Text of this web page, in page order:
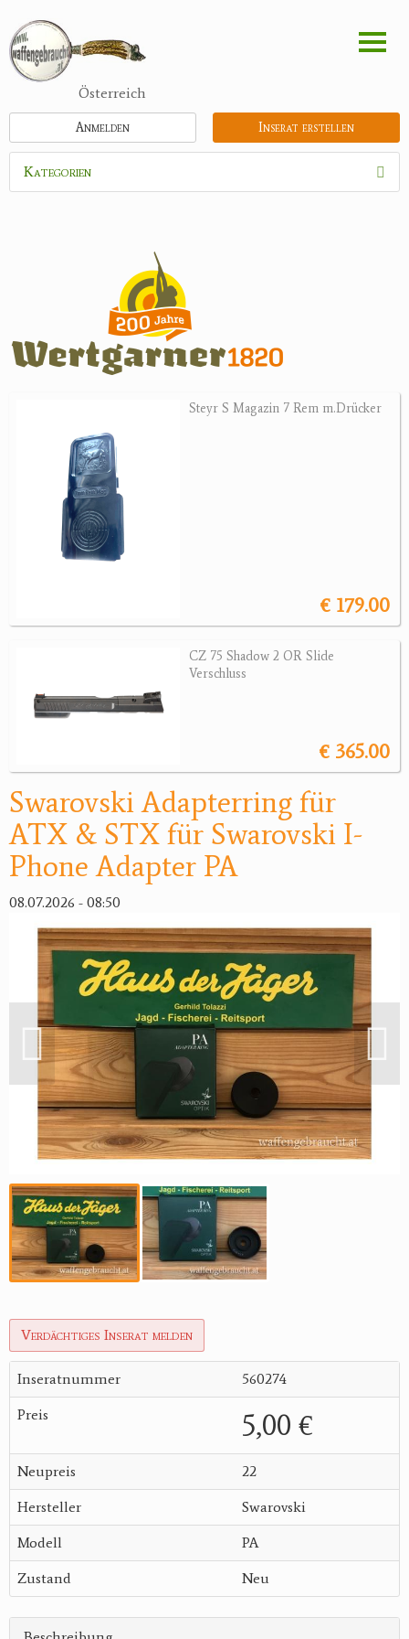
zum
Inhalt
Österreich
Inserat erstellen
Anmelden
Kategorien
Zielfernrohre
Sonstiges
Bogensport
Zubehör
Antikes
Reviereinrichtungen
Steyr S Magazin 7 Rem m.Drücker
€ 179.00
CZ 75 Shadow 2 OR Slide
Verschluss
€ 365.00
Swarovski Adapterring für
ATX & STX für Swarovski I-
Phone Adapter PA
08.07.2026 - 08:50
Verdächtiges Inserat melden
Inseratnummer 560274
Preis 5,00 €
Neupreis 22
Hersteller Swarovski
Modell PA
Zustand Neu